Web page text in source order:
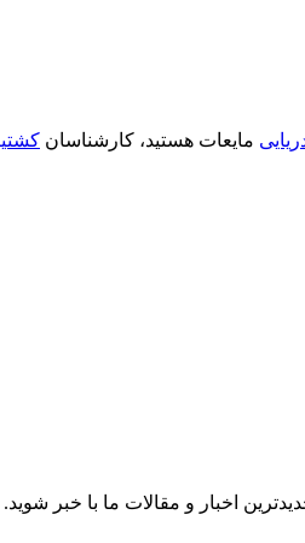
مایعات هستید، کارشناسان
اخبار و مقالات ما با خبر شوید.